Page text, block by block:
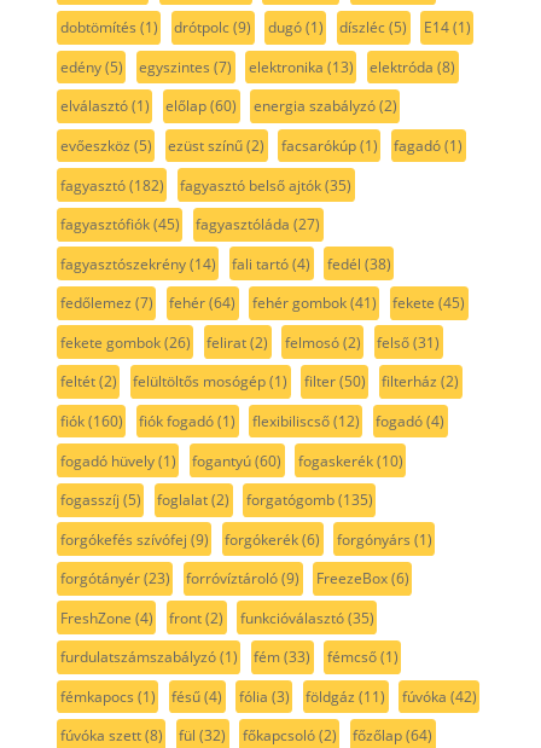
dobtömítés (1) drótpolc(9) dugó(1) díszléc(5) E14(1)
edény(5) egyszintes (7) elektronika (13) elektróda (8)
elválasztó(1) előlap(60) energia szabályzó(2)
evőeszköz (5) ezüst színű(2) facsarókúp(1) fagadó(1)
fagyasztó(182) fagyasztó belső ajtók(35)
fagyasztófiók(45) fagyasztóláda (27)
fagyasztószekrény(14) fali tartó(4) fedél (38)
fedőlemez (7) fehér(64) fehér gombok(41) fekete (45)
fekete gombok(26) felirat(2) felmosó(2) felső(31)
feltét(2) felültöltős mosógép(1) filter(50) filterház (2)
fiók(160) fiók fogadó(1) flexibiliscső(12) fogadó(4)
fogadó hüvely(1) fogantyú(60) fogaskerék(10)
fogasszíj (5) foglalat(2) forgatógomb(135)
forgókefés szívófej (9) forgókerék(6) forgónyárs (1)
forgótányér(23) forróvíztároló(9) FreezeBox(6)
FreshZone (4) front(2) funkcióválasztó(35)
furdulatszámszabályzó(1) fém(33) fémcső(1)
fémkapocs (1) fésű(4) fólia (3) földgáz (11) fúvóka (42)
fúvóka szett(8) fül (32) főkapcsoló(2) főzőlap(64)